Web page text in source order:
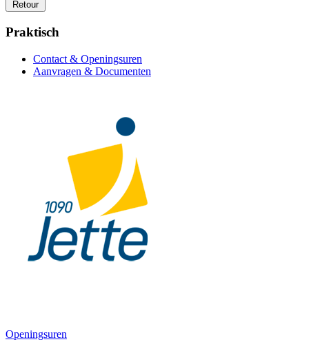
Retour
Praktisch
Contact & Openingsuren
Aanvragen & Documenten
Openingsuren